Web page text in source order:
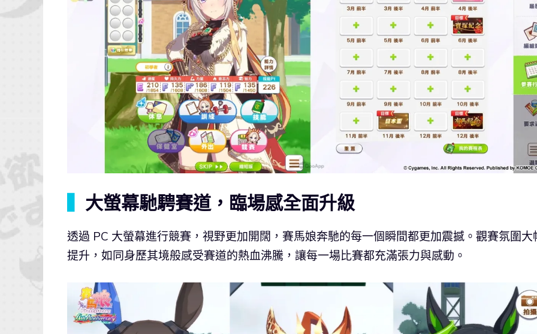
大螢幕馳騁賽道，臨場感全面升級
透過 PC 大螢幕進行競賽，視野更加開闊，賽馬娘奔馳的每一個瞬間都更加震撼。觀賽氛圍大
提升，如同身歷其境般感受賽道的熱血沸騰，讓每一場比賽都充滿張力與感動。